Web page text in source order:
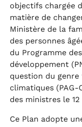
objectifs chargée
matière de
Ministère de la
des personnes
du Programme
développement
question du genre
climatiques (PAG-
des ministres le
Ce Plan adopte